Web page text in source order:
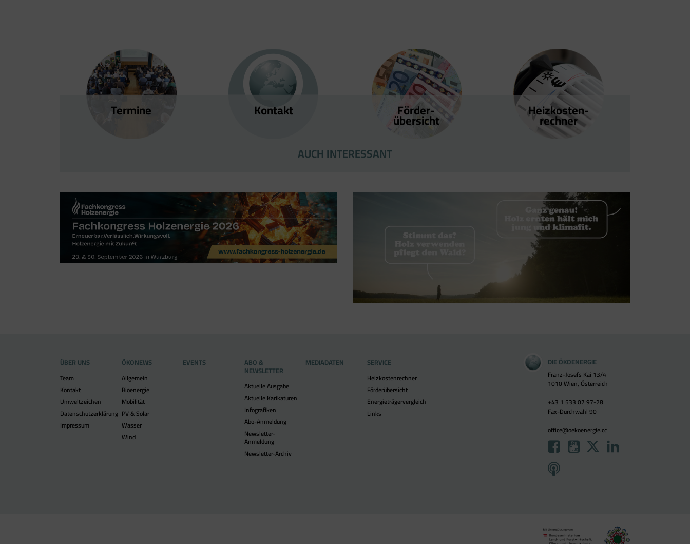
Termine Kontakt Förder­
übersicht Heizkosten­
rechner
AUCH INTERESSANT
ÜBER UNS
Team
Kontakt
Umweltzeichen
Datenschutzerklärung
Impressum
ÖKONEWS
Allgemein
Bioenergie
Mobilität
PV & Solar
Wasser
Wind
EVENTS ABO &
NEWSLETTER
Aktuelle Ausgabe
Aktuelle Karikaturen
Infografiken
Abo-Anmeldung
Newsletter-
Anmeldung
Newsletter-Archiv
MEDIADATEN SERVICE
Heizkostenrechner
Förderübersicht
Energieträgervergleich
Links
DIE ÖKOENERGIE
Franz-Josefs Kai 13/4
1010 Wien, Österreich
+43 1 533 07 97-28
Fax-Durchwahl 90
office@oekoenergie.cc